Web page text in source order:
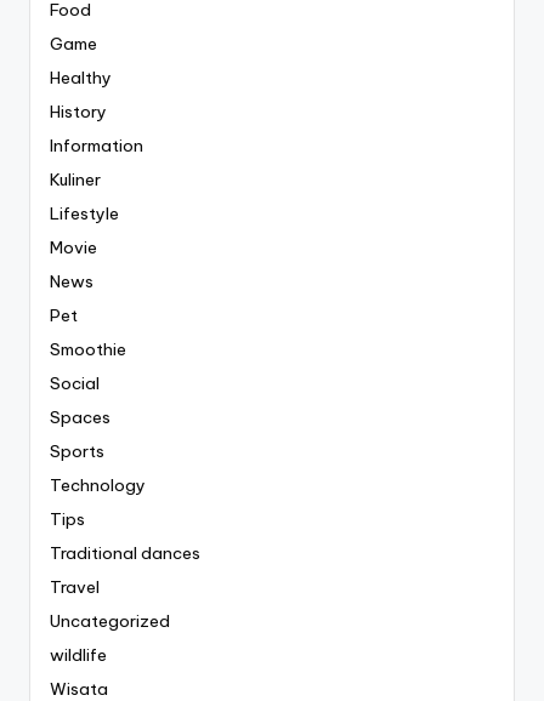
Food
Game
Healthy
History
Information
Kuliner
Lifestyle
Movie
News
Pet
Smoothie
Social
Spaces
Sports
Technology
Tips
Traditional dances
Travel
Uncategorized
wildlife
Wisata